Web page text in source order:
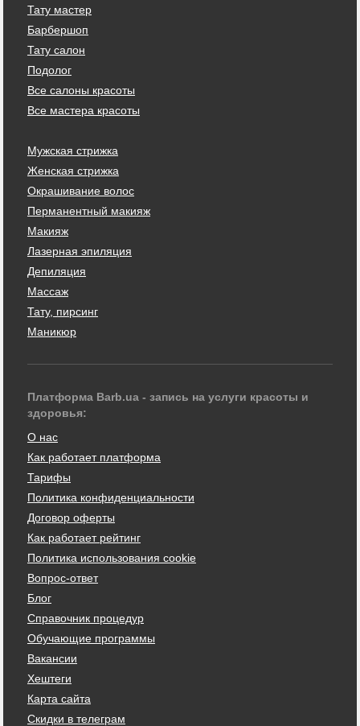
Тату мастер
Барбершоп
Тату салон
Подолог
Все салоны красоты
Все мастера красоты
Мужская стрижка
Женская стрижка
Окрашивание волос
Перманентный макияж
Макияж
Лазерная эпиляция
Депиляция
Массаж
Тату, пирсинг
Маникюр
Платформа Barb.ua - запись на услуги красоты и
здоровья:
О нас
Как работает платформа
Тарифы
Политика конфиденциальности
Договор оферты
Как работает рейтинг
Политика использования cookie
Вопрос-ответ
Блог
Справочник процедур
Обучающие программы
Вакансии
Хештеги
Карта сайта
Скидки в телеграм